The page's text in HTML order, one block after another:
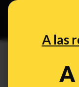
A las
persona